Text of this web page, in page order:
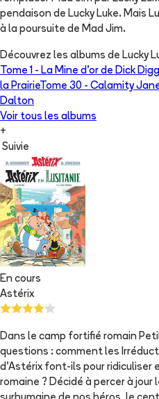
pendaison de Lucky Luke. Mais
à la poursuite de Mad Jim.
Découvrez les albums de Lucky
Tome 1 - La Mine d'or de Dick
la PrairieTome 30 - Calamity Jane
Dalton
Voir tous les albums
+
Suivie
En cours
Astérix
Dans le camp fortifié romain
questions : comment les
d’Astérix font-ils pour ridiculiser
romaine ? Décidé à percer à jour